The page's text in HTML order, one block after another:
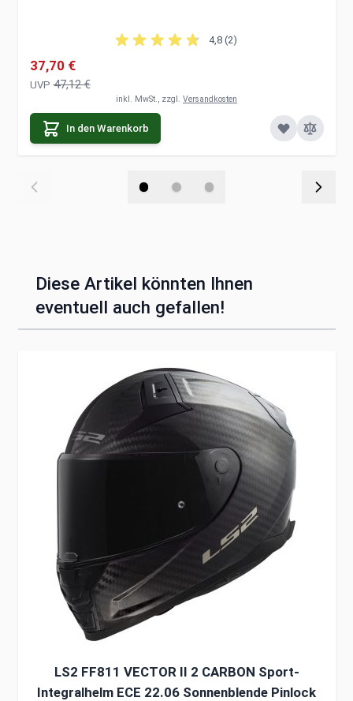
4,8 (2)
Sonderpreis
37,70 €
UVP 47,12 €
inkl. MwSt., zzgl. Versandkosten
In den Warenkorb
Diese Artikel könnten Ihnen
eventuell auch gefallen!
LS2 FF811 VECTOR II 2 CARBON Sport-
Integralhelm ECE 22.06 Sonnenblende Pinlock